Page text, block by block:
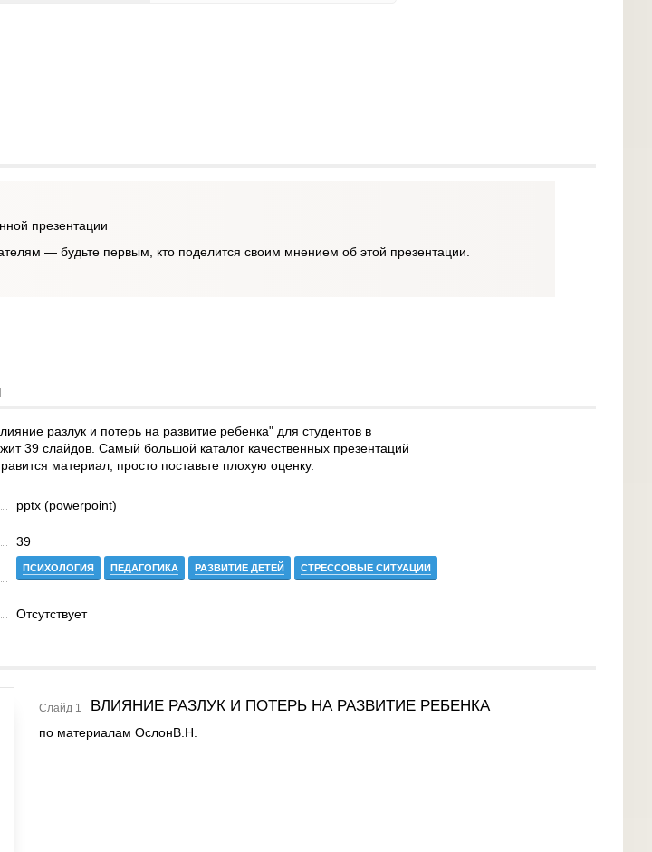
презентации
— будьте первым, кто поделится своим мнением об этой презентации.
разлук и потерь на развитие ребенка" для студентов в
39 слайдов. Самый большой каталог качественных презентаций
материал, просто поставьте плохую оценку.
pptx (powerpoint)
39
ПСИХОЛОГИЯ ПЕДАГОГИКА РАЗВИТИЕ ДЕТЕЙ СТРЕССОВЫЕ СИТУАЦИИ
Отсутствует
Слайд 1 ВЛИЯНИЕ РАЗЛУК И ПОТЕРЬ НА РАЗВИТИЕ РЕБЕНКА
по материалам ОслонВ.Н.